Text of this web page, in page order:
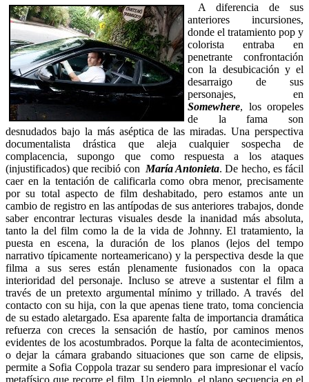
A diferencia de sus
anteriores incursiones,
donde el tratamiento pop y
colorista entraba en
penetrante confrontación
con la desubicación y el
desarraigo de sus
personajes, en
Somewhere, los oropeles
de la fama son
desnudados bajo la más aséptica de las miradas. Una perspectiva
documentalista drástica que aleja cualquier sospecha de
complacencia, supongo que como respuesta a los ataques
(injustificados) que recibió con María Antonieta. De hecho, es fácil
caer en la tentación de calificarla como obra menor, precisamente
por su total aspecto de film deshabitado, pero estamos ante un
cambio de registro en las antípodas de sus anteriores trabajos, donde
saber encontrar lecturas visuales desde la inanidad más absoluta,
tanto la del film como la de la vida de Johnny. El tratamiento, la
puesta en escena, la duración de los planos (lejos del tempo
narrativo típicamente norteamericano) y la perspectiva desde la que
filma a sus seres están plenamente fusionados con la opaca
interioridad del personaje. Incluso se atreve a sustentar el film a
través de un pretexto argumental mínimo y trillado. A través del
contacto con su hija, con la que apenas tiene trato, toma conciencia
de su estado aletargado. Esa aparente falta de importancia dramática
refuerza con creces la sensación de hastío, por caminos menos
evidentes de los acostumbrados. Porque la falta de acontecimientos,
o dejar la cámara grabando situaciones que son carne de elipsis,
permite a Sofia Coppola trazar su sendero para impresionar el vacío
metafísico que recorre el film. Un ejemplo, el plano secuencia en el